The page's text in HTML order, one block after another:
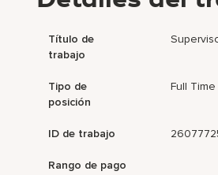
Título de
trabajo
Tipo de
posición
Full Time
ID de trabajo
Rango de pago